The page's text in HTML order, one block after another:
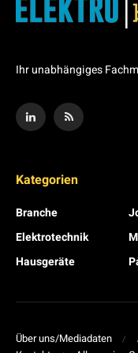
Ihr unabhängiges
Kategorien
Branche
Elektrotechnik
Hausgeräte
Über uns/Mediadaten